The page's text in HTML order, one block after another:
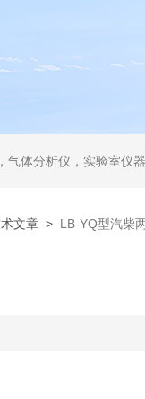
气体分析仪，实验室仪
文章 > LB-YQ型汽柴